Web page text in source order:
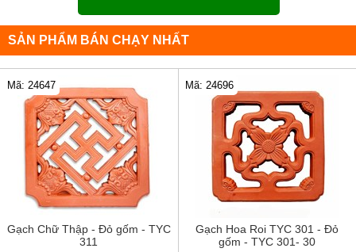
SẢN PHẨM BÁN CHẠY NHẤT
Gạch Chữ Thập - Đỏ gốm - TYC
311
Mã: 24647
Gạch Hoa Roi TYC 301 - Đỏ
gốm - TYC 301- 30
Mã: 24696